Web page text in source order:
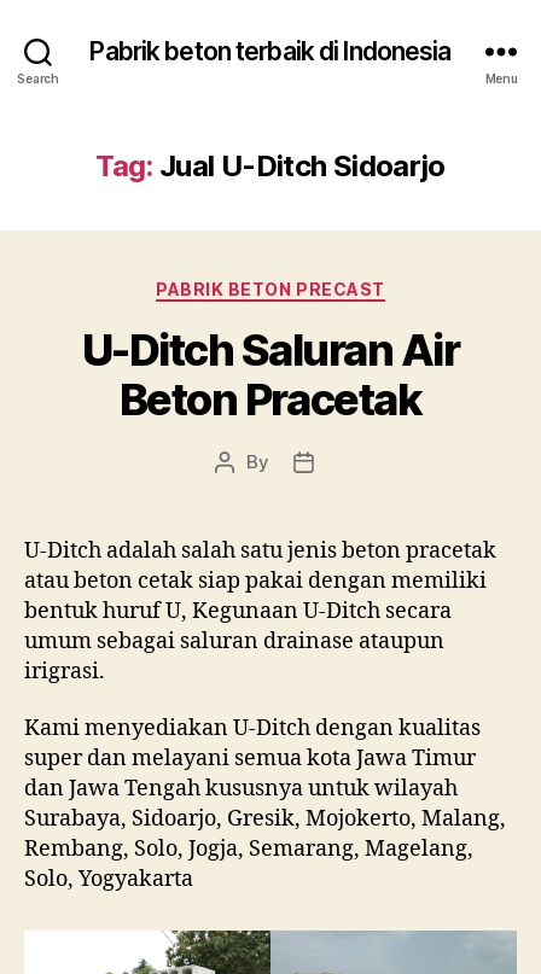
Search
Pabrik beton terbaik di Indonesia
Menu
Tag: Jual U-Ditch Sidoarjo
Categories
PABRIK BETON PRECAST
U-Ditch Saluran Air
Beton Pracetak
Post
By
Post
U-Ditch adalah salah satu jenis beton pracetak
atau beton cetak siap pakai dengan memiliki
bentuk huruf U, Kegunaan U-Ditch secara
umum sebagai saluran drainase ataupun
irigrasi.
Kami menyediakan U-Ditch dengan kualitas
super dan melayani semua kota Jawa Timur
dan Jawa Tengah kususnya untuk wilayah
Surabaya, Sidoarjo, Gresik, Mojokerto, Malang,
Rembang, Solo, Jogja, Semarang, Magelang,
Solo, Yogyakarta